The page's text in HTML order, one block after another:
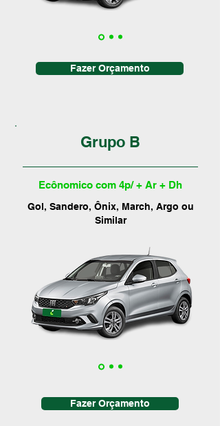
Fazer Orçamento
Grupo B
Ecônomico com 4p/ + Ar + Dh
Gol, Sandero, Ônix, March, Argo ou
Similar
Fazer Orçamento